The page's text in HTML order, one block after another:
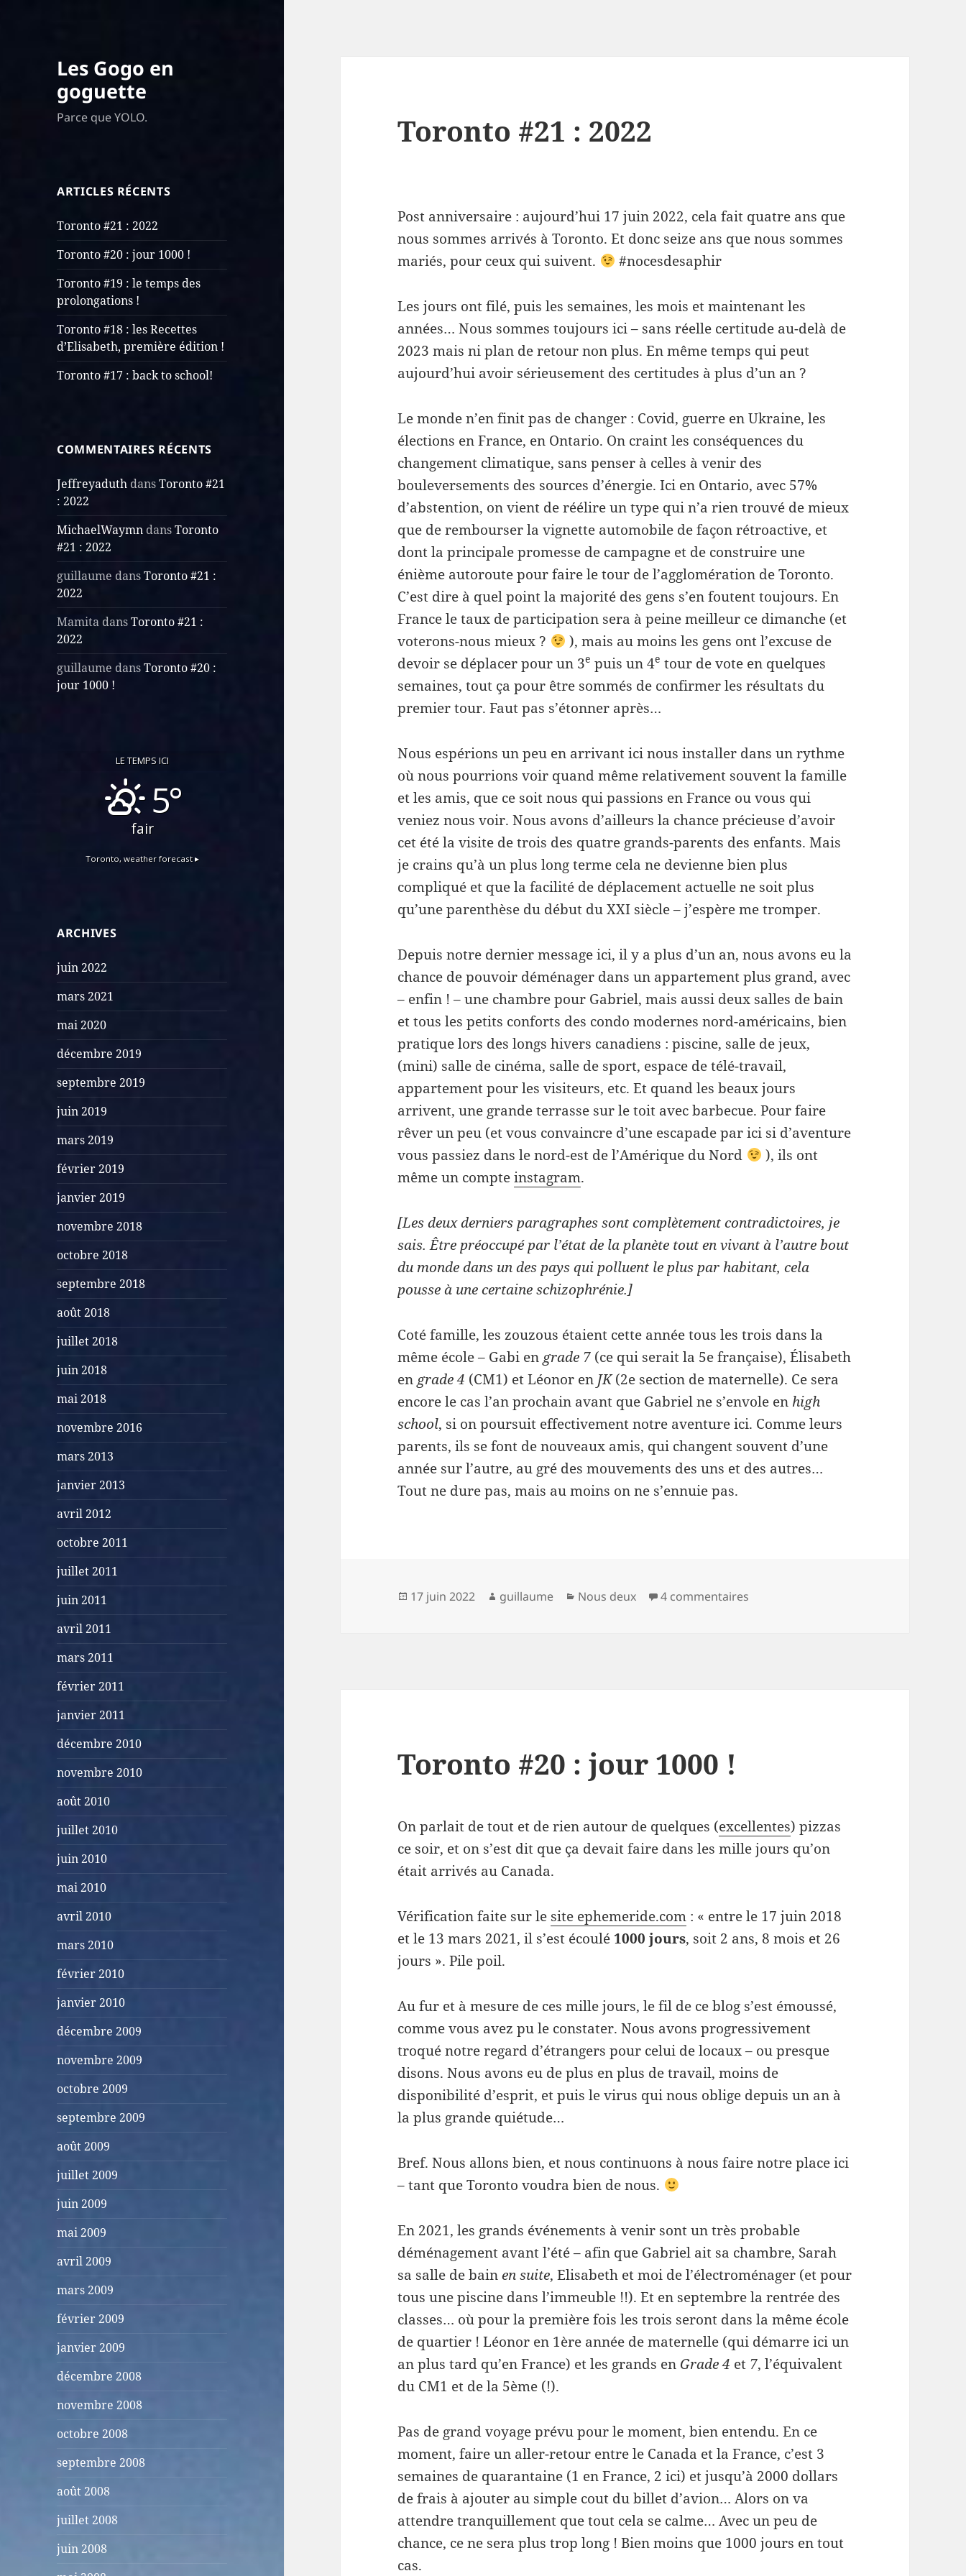
Les Gogo en
goguette
Parce que YOLO.
ARTICLES RÉCENTS
Toronto #21 : 2022
Toronto #20 : jour 1000 !
Toronto #19 : le temps des
prolongations !
Toronto #18 : les Recettes
d’Elisabeth, première édition !
Toronto #17 : back to school!
COMMENTAIRES RÉCENTS
Jeffreyaduth dansToronto #21
: 2022
MichaelWaymn dansToronto
#21 : 2022
guillaume dansToronto #21 :
2022
Mamita dansToronto #21 :
2022
guillaume dansToronto #20 :
jour 1000 !
LE TEMPS ICI
5°
fair
Toronto,weather forecast ▸
ARCHIVES
juin 2022
mars 2021
mai 2020
décembre 2019
septembre 2019
juin 2019
mars 2019
février 2019
janvier 2019
novembre 2018
octobre 2018
septembre 2018
août 2018
juillet 2018
juin 2018
mai 2018
novembre 2016
mars 2013
janvier 2013
avril 2012
octobre 2011
juillet 2011
juin 2011
avril 2011
mars 2011
février 2011
janvier 2011
décembre 2010
novembre 2010
août 2010
juillet 2010
juin 2010
mai 2010
avril 2010
mars 2010
février 2010
janvier 2010
décembre 2009
novembre 2009
octobre 2009
septembre 2009
août 2009
juillet 2009
juin 2009
mai 2009
avril 2009
mars 2009
février 2009
janvier 2009
décembre 2008
novembre 2008
octobre 2008
septembre 2008
août 2008
juillet 2008
juin 2008
Toronto #21 : 2022
Post anniversaire : aujourd’hui 17 juin 2022, cela fait quatre ans que
nous sommes arrivés à Toronto. Et donc seize ans que nous sommes
mariés, pour ceux qui suivent.
#nocesdesaphir
Les jours ont filé, puis les semaines, les mois et maintenant les
années… Nous sommes toujours ici – sans réelle certitude au-delà de
2023 mais ni plan de retour non plus. En même temps qui peut
aujourd’hui avoir sérieusement des certitudes à plus d’un an ?
Le monde n’en finit pas de changer : Covid, guerre en Ukraine, les
élections en France, en Ontario. On craint les conséquences du
changement climatique, sans penser à celles à venir des
bouleversements des sources d’énergie. Ici en Ontario, avec 57%
d’abstention, on vient de réélire un type qui n’a rien trouvé de mieux
que de rembourser la vignette automobile de façon rétroactive, et
dont la principale promesse de campagne et de construire une
énième autoroute pour faire le tour de l’agglomération de Toronto.
C’est dire à quel point la majorité des gens s’en foutent toujours. En
France le taux de participation sera à peine meilleur ce dimanche (et
voterons-nous mieux ?
), mais au moins les gens ont l’excuse de
devoir se déplacer pour un 3e puis un 4e tour de vote en quelques
semaines, tout ça pour être sommés de confirmer les résultats du
premier tour. Faut pas s’étonner après…
Nous espérions un peu en arrivant ici nous installer dans un rythme
où nous pourrions voir quand même relativement souvent la famille
et les amis, que ce soit nous qui passions en France ou vous qui
veniez nous voir. Nous avons d’ailleurs la chance précieuse d’avoir
cet été la visite de trois des quatre grands-parents des enfants. Mais
je crains qu’à un plus long terme cela ne devienne bien plus
compliqué et que la facilité de déplacement actuelle ne soit plus
qu’une parenthèse du début du XXI siècle – j’espère me tromper.
Depuis notre dernier message ici, il y a plus d’un an, nous avons eu la
chance de pouvoir déménager dans un appartement plus grand, avec
– enfin ! – une chambre pour Gabriel, mais aussi deux salles de bain
et tous les petits conforts des condo modernes nord-américains, bien
pratique lors des longs hivers canadiens : piscine, salle de jeux,
(mini) salle de cinéma, salle de sport, espace de télé-travail,
appartement pour les visiteurs, etc. Et quand les beaux jours
arrivent, une grande terrasse sur le toit avec barbecue. Pour faire
rêver un peu (et vous convaincre d’une escapade par ici si d’aventure
vous passiez dans le nord-est de l’Amérique du Nord
), ils ont
même un compteinstagram.
[Les deux derniers paragraphes sont complètement contradictoires, je
sais. Être préoccupé par l’état de la planète tout en vivant à l’autre bout
du monde dans un des pays qui polluent le plus par habitant, cela
pousse à une certaine schizophrénie.]
Coté famille, les zouzous étaient cette année tous les trois dans la
même école – Gabi en grade 7 (ce qui serait la 5e française), Élisabeth
en grade 4 (CM1) et Léonor en JK(2e section de maternelle). Ce sera
encore le cas l’an prochain avant que Gabriel ne s’envole en high
school, si on poursuit effectivement notre aventure ici. Comme leurs
parents, ils se font de nouveaux amis, qui changent souvent d’une
année sur l’autre, au gré des mouvements des uns et des autres…
Tout ne dure pas, mais au moins on ne s’ennuie pas.
Publié
17 juin 2022 Auteur
guillaume Catégories
Nous deux 4 commentaires
Toronto #20 : jour 1000 !
On parlait de tout et de rien autour de quelques (excellentes) pizzas
ce soir, et on s’est dit que ça devait faire dans les mille jours qu’on
était arrivés au Canada.
Vérification faite sur le site ephemeride.com : « entre le 17 juin 2018
et le 13 mars 2021, il s’est écoulé 1000 jours, soit 2 ans, 8 mois et 26
jours ». Pile poil.
Au fur et à mesure de ces mille jours, le fil de ce blog s’est émoussé,
comme vous avez pu le constater. Nous avons progressivement
troqué notre regard d’étrangers pour celui de locaux – ou presque
disons. Nous avons eu de plus en plus de travail, moins de
disponibilité d’esprit, et puis le virus qui nous oblige depuis un an à
la plus grande quiétude…
Bref. Nous allons bien, et nous continuons à nous faire notre place ici
– tant que Toronto voudra bien de nous.
En 2021, les grands événements à venir sont un très probable
déménagement avant l’été – afin que Gabriel ait sa chambre, Sarah
sa salle de bainen suite, Elisabeth et moi de l’électroménager (et pour
tous une piscine dans l’immeuble !!). Et en septembre la rentrée des
classes… où pour la première fois les trois seront dans la même école
de quartier ! Léonor en 1ère année de maternelle (qui démarre ici un
an plus tard qu’en France) et les grands en Grade 4 et 7, l’équivalent
du CM1 et de la 5ème (!).
Pas de grand voyage prévu pour le moment, bien entendu. En ce
moment, faire un aller-retour entre le Canada et la France, c’est 3
semaines de quarantaine (1 en France, 2 ici) et jusqu’à 2000 dollars
de frais à ajouter au simple cout du billet d’avion… Alors on va
attendre tranquillement que tout cela se calme… Avec un peu de
chance, ce ne sera plus trop long ! Bien moins que 1000 jours en tout
cas.